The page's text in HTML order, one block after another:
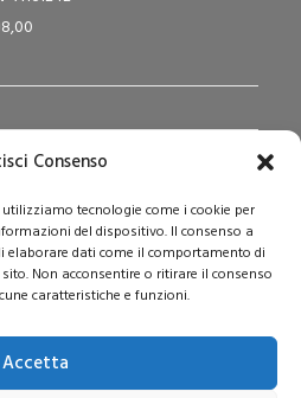
Consenso
tecnologie come i cookie per
del dispositivo. Il consenso a
elaborare dati come il comportamento di
Non acconsentire o ritirare il consenso
caratteristiche e funzioni.
Accetta
20017 Rho (MI)
97 | ISSN: 1593-2259